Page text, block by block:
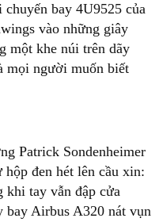
bay 4U9525 của
vào những giây
một khe núi trên dãy
mọi người muốn biết
Patrick Sondenheimer
đen hét lên cầu xin:
khi tay vẫn đập cửa
bay Airbus A320 nát vụn